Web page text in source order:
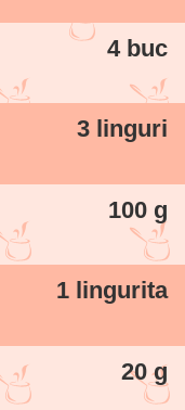
4 buc
3 linguri
100 g
1 lingurita
20 g